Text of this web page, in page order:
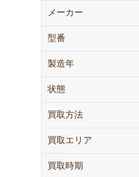
メーカー
型番
製造年
状態
買取方法
買取エリア
買取時期